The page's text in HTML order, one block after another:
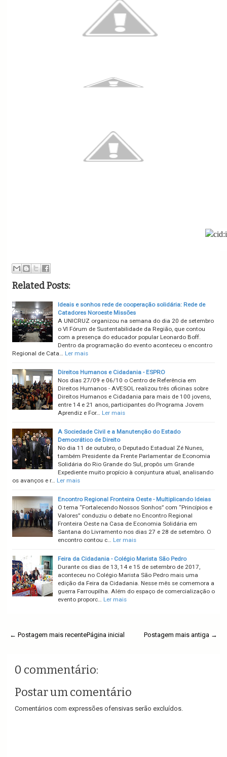
Related Posts:
Ideais e sonhos rede de cooperação solidária: Rede de
Catadores Noroeste Missões
A UNICRUZ organizou na semana do dia 20 de setembro
o VI Fórum de Sustentabilidade da Região, que contou
com a presença do educador popular Leonardo Boff.
Dentro da programação do evento aconteceu o encontro
Regional de Cata… Ler mais
Direitos Humanos e Cidadania - ESPRO
Nos dias 27/09 e 06/10 o Centro de Referência em
Direitos Humanos - AVESOL realizou três oficinas sobre
Direitos Humanos e Cidadania para mais de 100 jovens,
entre 14 e 21 anos, participantes do Programa Jovem
Aprendiz e For… Ler mais
A Sociedade Civil e a Manutenção do Estado
Democrático de Direito
No dia 11 de outubro, o Deputado Estadual Zé Nunes,
também Presidente da Frente Parlamentar de Economia
Solidária do Rio Grande do Sul, propôs um Grande
Expediente muito propício à conjuntura atual, analisando
os avanços e r… Ler mais
Encontro Regional Fronteira Oeste - Multiplicando Ideias
O tema “Fortalecendo Nossos Sonhos” com “Princípios e
Valores” conduziu o debate no Encontro Regional
Fronteira Oeste na Casa de Economia Solidária em
Santana do Livramento nos dias 27 e 28 de setembro. O
encontro contou c… Ler mais
Feira da Cidadania - Colégio Marista São Pedro
Durante os dias de 13, 14 e 15 de setembro de 2017,
aconteceu no Colégio Marista São Pedro mais uma
edição da Feira da Cidadania. Nesse mês se comemora a
guerra Farroupilha. Além do espaço de comercialização o
evento proporc… Ler mais
← Postagem mais recente Postagem mais antiga →
Página inicial
0 commentário:
Postar um comentário
Comentários com expressões ofensivas serão excluídos.